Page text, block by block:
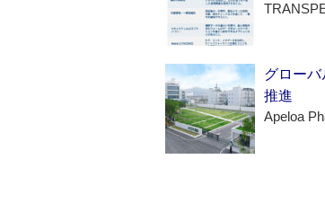
グロー
推進
Apeloa